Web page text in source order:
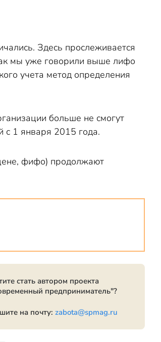
Здесь прослеживается
мы уже говорили выше лифо
учета метод определения
больше не смогут
с 1 января 2015 года.
фифо) продолжают
стать автором проекта
предприниматель"?
на почту:zabota@spmag.ru